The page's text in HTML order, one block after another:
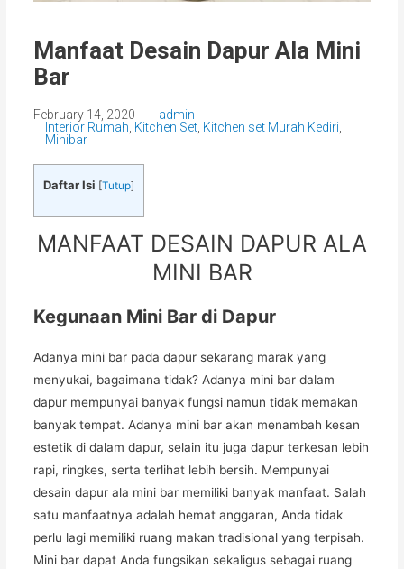
Manfaat Desain Dapur Ala Mini
Bar
February 14, 2020
admin
Interior Rumah, Kitchen Set, Kitchen set Murah Kediri,
Minibar
Daftar Isi [Tutup]
MANFAAT DESAIN DAPUR ALA
MINI BAR
Kegunaan Mini Bar di Dapur
Adanya mini bar pada dapur sekarang marak yang
menyukai, bagaimana tidak? Adanya mini bar dalam
dapur mempunyai banyak fungsi namun tidak memakan
banyak tempat. Adanya mini bar akan menambah kesan
estetik di dalam dapur, selain itu juga dapur terkesan lebih
rapi, ringkes, serta terlihat lebih bersih. Mempunyai
desain dapur ala mini bar memiliki banyak manfaat. Salah
satu manfaatnya adalah hemat anggaran, Anda tidak
perlu lagi memiliki ruang makan tradisional yang terpisah.
Mini bar dapat Anda fungsikan sekaligus sebagai ruang